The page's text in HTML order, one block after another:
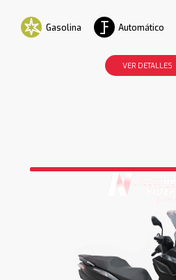
Gasolina Automático
VER DETALLES